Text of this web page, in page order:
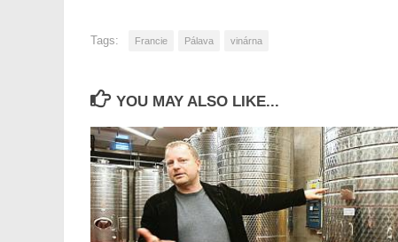
Tags: Francie Pálava vinárna
YOU MAY ALSO LIKE...